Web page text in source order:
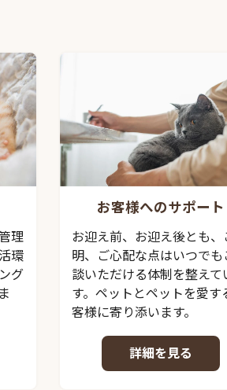
理
環
グ
お客様へのサポート
お迎え前、お迎え後とも、
明、ご心配な点はいつでも
談いただける体制を整えて
す。ペットとペットを愛す
客様に寄り添います。
詳細を見る